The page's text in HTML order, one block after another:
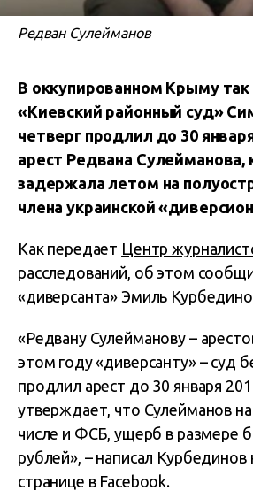
Редван Сулейманов
В оккупированном Крыму
«Киевский районный суд»
четверг продлил до 30
арест Редвана Сулейманова,
задержала летом на
члена украинской
Как передает Центр
расследований, об этом
«диверсанта» Эмиль
«Редвану Сулейманову –
этом году «диверсанту» – суд
продлил арест до 30 января
утверждает, что Сулейманов
числе и ФСБ, ущерб в размере
рублей», – написал Курбединов
странице в Facebook.